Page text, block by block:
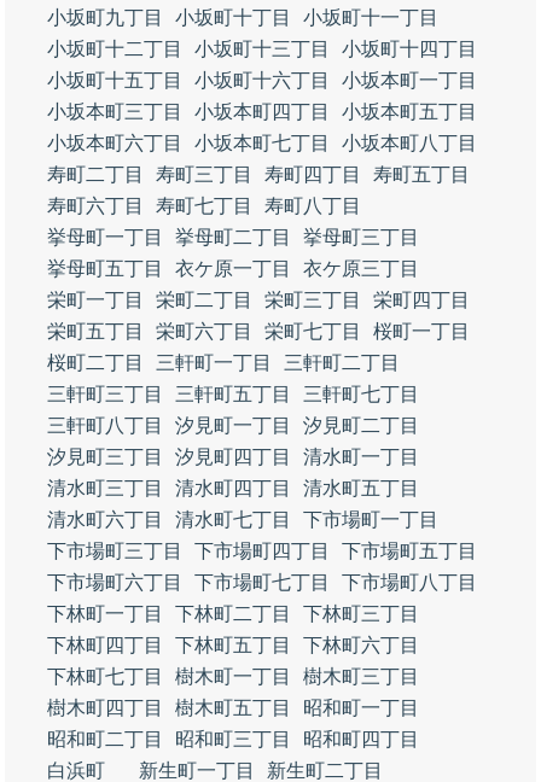
小坂町九丁目
小坂町十丁目
小坂町十一丁目
小坂町十二丁目
小坂町十三丁目
小坂町十四丁目
小坂町十五丁目
小坂町十六丁目
小坂本町一丁目
小坂本町三丁目
小坂本町四丁目
小坂本町五丁目
小坂本町六丁目
小坂本町七丁目
小坂本町八丁目
寿町二丁目
寿町三丁目 寿町四丁目
寿町五丁目
寿町六丁目
寿町七丁目
寿町八丁目
挙母町一丁目
挙母町二丁目
挙母町三丁目
挙母町五丁目
衣ケ原一丁目
衣ケ原三丁目
栄町一丁目
栄町二丁目 栄町三丁目
栄町四丁目
栄町五丁目
栄町六丁目 栄町七丁目
桜町一丁目
桜町二丁目
三軒町一丁目
三軒町二丁目
三軒町三丁目
三軒町五丁目
三軒町七丁目
三軒町八丁目
汐見町一丁目
汐見町二丁目
汐見町三丁目
汐見町四丁目
清水町一丁目
清水町三丁目
清水町四丁目
清水町五丁目
清水町六丁目
清水町七丁目
下市場町一丁目
下市場町三丁目
下市場町四丁目
下市場町五丁目
下市場町六丁目
下市場町七丁目
下市場町八丁目
下林町一丁目
下林町二丁目
下林町三丁目
下林町四丁目
下林町五丁目
下林町六丁目
下林町七丁目
樹木町一丁目
樹木町三丁目
樹木町四丁目
樹木町五丁目
昭和町一丁目
昭和町二丁目
昭和町三丁目
昭和町四丁目
白浜町
新生町一丁目
新生町二丁目